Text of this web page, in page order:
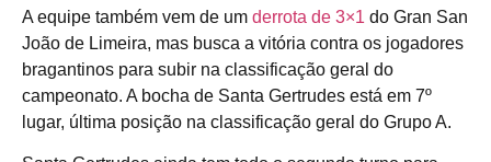
A equipe também vem de um derrota de 3×1 do Gran San
João de Limeira, mas busca a vitória contra os jogadores
bragantinos para subir na classificação geral do
campeonato. A bocha de Santa Gertrudes está em 7º
lugar, última posição na classificação geral do Grupo A.